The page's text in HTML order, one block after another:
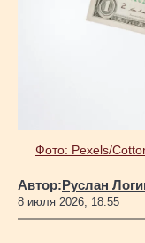
Фото: Pexels/
Автор:Руслан
8 июля 2026, 18:55